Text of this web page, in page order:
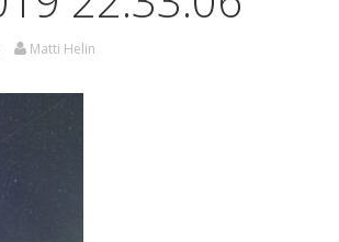
Matti Helin